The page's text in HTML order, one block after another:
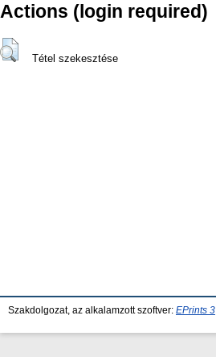
Actions (login required)
Tétel szekesztése
Szakdolgozat, az alkalamzott szoftver: EPrints 3